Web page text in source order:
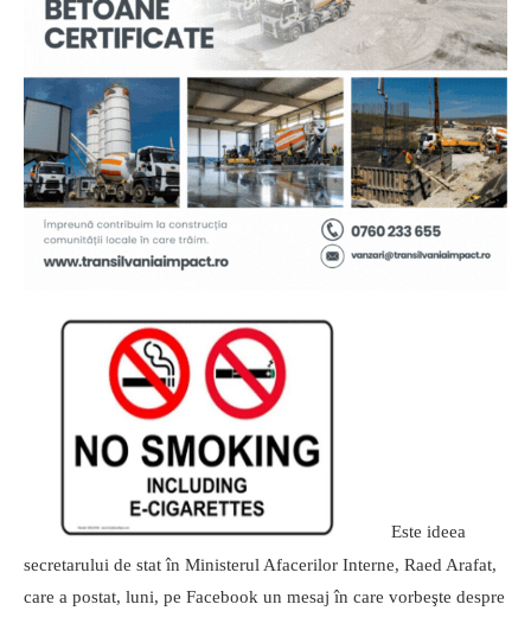
Este ideea
secretarului de stat în Ministerul Afacerilor Interne, Raed Arafat,
care a postat, luni, pe Facebook un mesaj în care vorbeşte despre